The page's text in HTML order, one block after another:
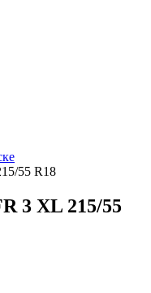
55 R18
3 XL 215/55